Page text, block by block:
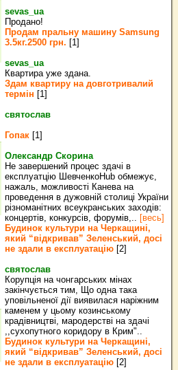
sevas_ua
Продано!
Продам пральну машину Samsung
3.5кг.2500 грн. [1]
sevas_ua
Квартира уже здана.
Здам квартиру на довготривалий
термін [1]
святослав
Гопак [1]
Олександр Скорина
Не завершений процес здачі в
експлуатцію ШевченкоHub обмежує,
нажаль, можливості Канева на
проведення в дужовній столиці України
різноманітних всеукранських заходів:
концертів, конкурсів, форумів,.. [весь]
Будинок культури на Черкащині,
який “відкривав” Зеленський, досі
не здали в експлуатацію [2]
святослав
Корупція на чонгарських мінах
закінчується тим, Що одна така
уповільненої дії виявилася наріжним
каменем у цьому козинському
крадівництві, мародерстві на здачі
,,сухопутного коридору в Крим"..
Будинок культури на Черкащині,
який “відкривав” Зеленський, досі
не здали в експлуатацію [2]